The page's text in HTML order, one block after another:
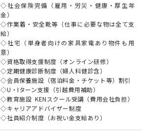
◇社会保険完備（雇用・労災・健康・厚生年
金）
◇作業着・安全靴等（仕事に必要な物は全て支
給）
◇社宅（単身者向けの家具家電あり物件も用
意）
◇資格取得支援制度（オンライン研修）
◇定期健康診断制度（婦人科健診含）
◇会員保養施設（宿泊料金・チケット等）割引
◇U・Iターン支援（引越費用補助）
◇教育施設 KENスクール受講（費用会社負担）
◇キャリアアドバイザー制度
◇社員紹介制度（お祝い金支給あり）